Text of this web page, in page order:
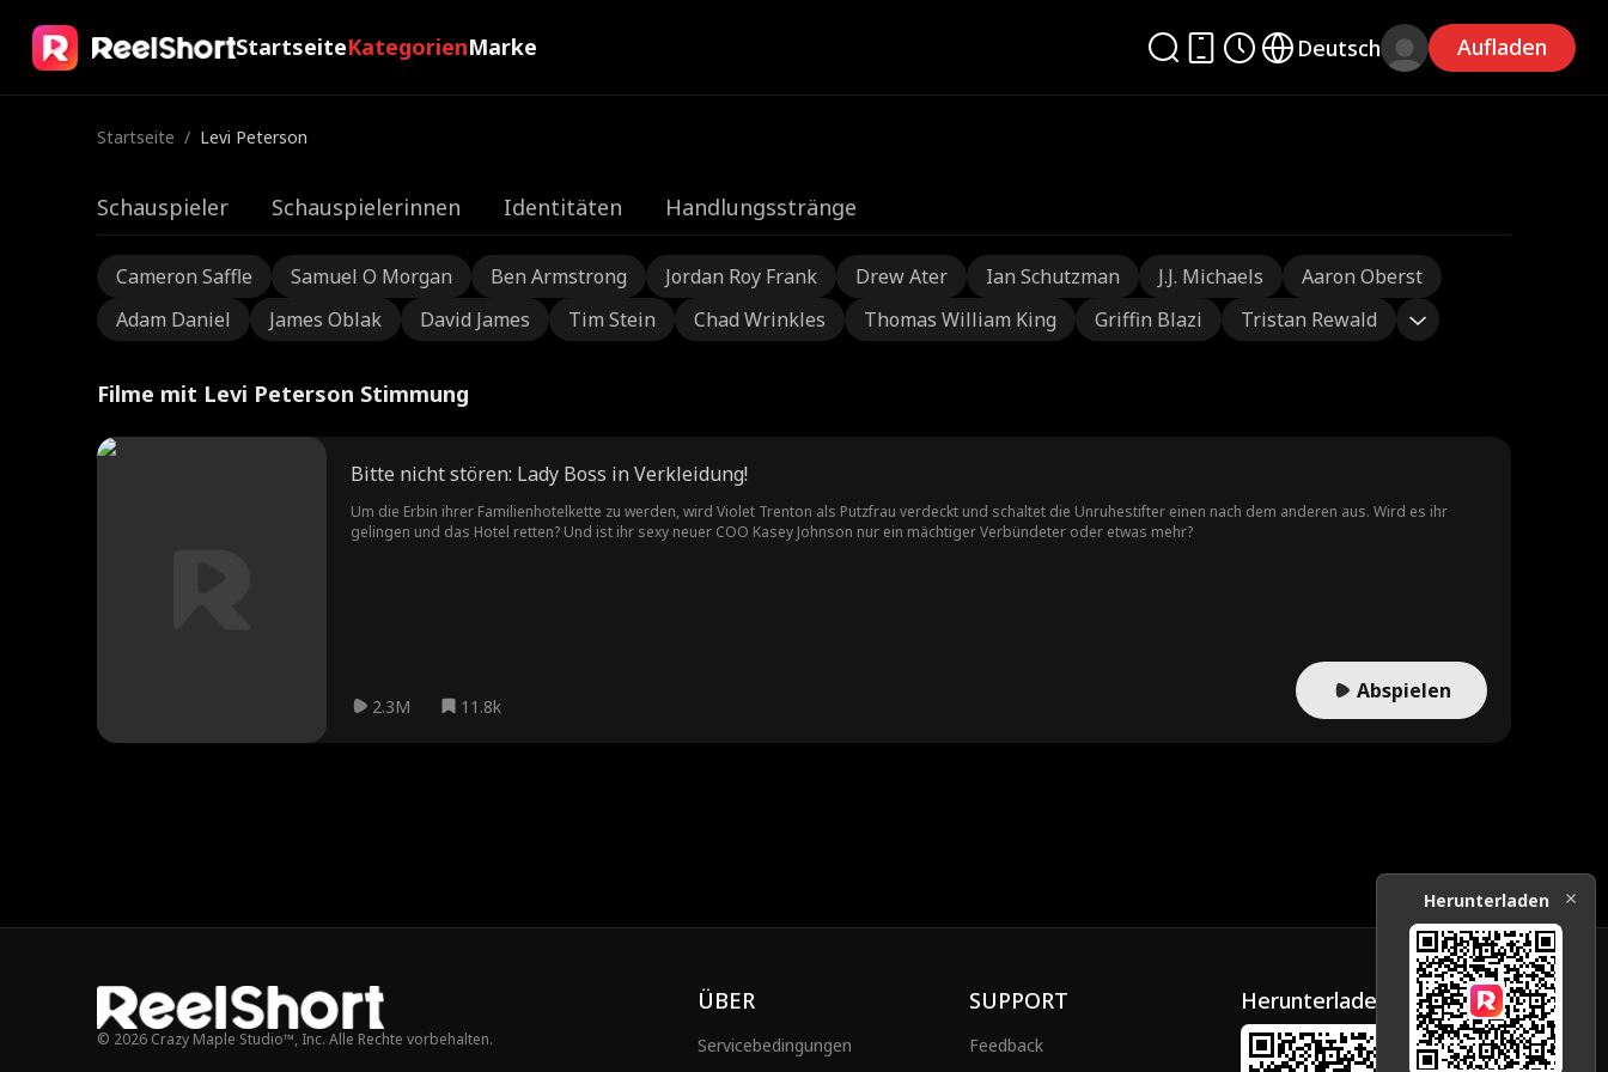
StartseiteKategorienMarke Deutsch Aufladen
Startseite / Levi Peterson
Schauspieler Schauspielerinnen Identitäten Handlungsstränge
Cameron Saffle Samuel O Morgan Ben Armstrong Jordan Roy Frank Drew Ater Ian Schutzman J.J. Michaels
Aaron Oberst
Adam Daniel
James Oblak David James Tim Stein Chad Wrinkles Thomas William King Griffin Blazi Tristan Rewald
Filme mit Levi Peterson Stimmung
Bitte nicht stören: Lady Boss in Verkleidung!
Um die Erbin ihrer Familienhotelkette zu werden, wird Violet Trenton als Putzfrau verdeckt und schaltet die Unruhestifter einen nach dem anderen aus. Wird es ihr
gelingen und das Hotel retten? Und ist ihr sexy neuer COO Kasey Johnson nur ein mächtiger Verbündeter oder etwas mehr?
2.3M 11.8k
Abspielen
© 2026 Crazy Maple Studio™, Inc. Alle Rechte vorbehalten.
ÜBER
Servicebedingungen
SUPPORT
Feedback
Herunterladen
Herunterladen